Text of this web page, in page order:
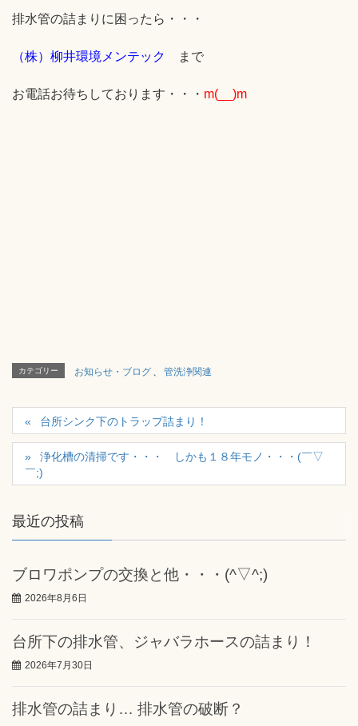
排水管の詰まりに困ったら・・・
（株）柳井環境メンテック まで
お電話お待ちしております・・・ m(__)m
カテゴリー お知らせ・ブログ 管洗浄関連
台所シンク下のトラップ詰まり！
浄化槽の清掃です・・・ しかも１８年モノ・・・(￣▽
￣;)
最近の投稿
ブロワポンプの交換と他・・・(^▽^;)
2026年8月6日
台所下の排水管、ジャバラホースの詰まり！
2026年7月30日
排水管の詰まり… 排水管の破断？